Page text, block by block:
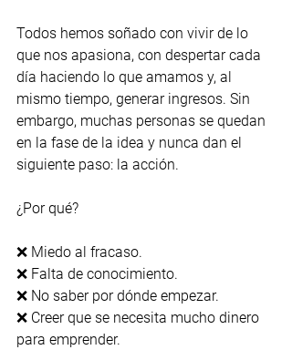
Todos hemos soñado con vivir de lo
que nos apasiona, con despertar cada
día haciendo lo que amamos y, al
mismo tiempo, generar ingresos. Sin
embargo, muchas personas se quedan
en la fase de la idea y nunca dan el
siguiente paso: la acción.
¿Por qué?
❌ Miedo al fracaso.
❌ Falta de conocimiento.
❌ No saber por dónde empezar.
❌ Creer que se necesita mucho dinero
para emprender.